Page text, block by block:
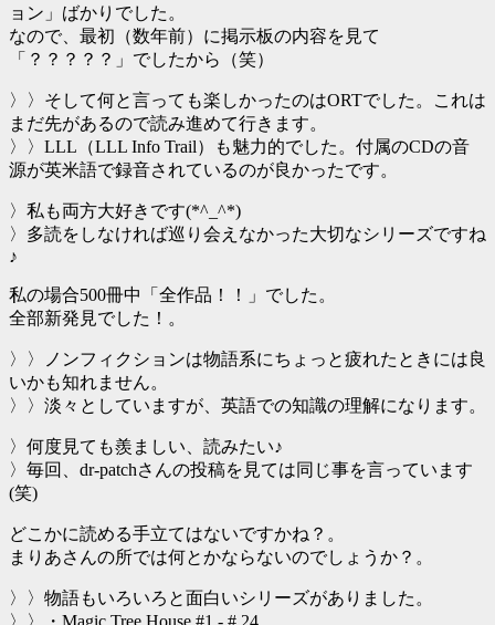
ョン」ばかりでした。
なので、最初（数年前）に掲示板の内容を見て
「？？？？？」でしたから（笑）
〉〉そして何と言っても楽しかったのはORTでした。これは
まだ先があるので読み進めて行きます。
〉〉LLL（LLL Info Trail）も魅力的でした。付属のCDの音
源が英米語で録音されているのが良かったです。
〉私も両方大好きです(*^_^*)
〉多読をしなければ巡り会えなかった大切なシリーズですね
♪
私の場合500冊中「全作品！！」でした。
全部新発見でした！。
〉〉ノンフィクションは物語系にちょっと疲れたときには良
いかも知れません。
〉〉淡々としていますが、英語での知識の理解になります。
〉何度見ても羨ましい、読みたい♪
〉毎回、dr-patchさんの投稿を見ては同じ事を言っています
(笑)
どこかに読める手立てはないですかね？。
まりあさんの所では何とかならないのでしょうか？。
〉〉物語もいろいろと面白いシリーズがありました。
〉〉・Magic Tree House #1 - # 24